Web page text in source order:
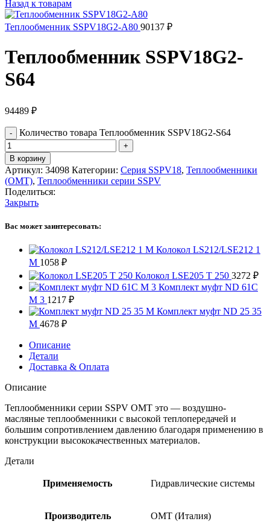
Назад к товарам
Теплообменник SSPV18G2-A80 90137 ₽
Теплообменник SSPV18G2-
S64
94489 ₽
Количество товара Теплообменник SSPV18G2-S64
В корзину
Артикул: 34098 Категории: Серия SSPV18, Теплообменники
(OMT), Теплообменники серии SSPV
Поделиться:
Закрыть
Вас может заинтересовать:
Колокол LS212/LSE212 1
M 1058 ₽
Колокол LSE205 T 250 3272 ₽
Комплект муфт ND 61C
M 3 1217 ₽
Комплект муфт ND 25 35
M 4678 ₽
Описание
Детали
Доставка & Оплата
Описание
Теплообменники серии SSPV OMT это — воздушно-
масляные теплообменники с высокой теплопередачей и
большим сопротивлением давлению благодаря применению в
конструкции высококачественных материалов.
Детали
Применяемость Гидравлические системы
Производитель OMT (Италия)